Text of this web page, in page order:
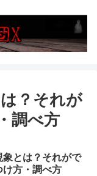
？それが
調べ方
象とは？それがで
け方・調べ方